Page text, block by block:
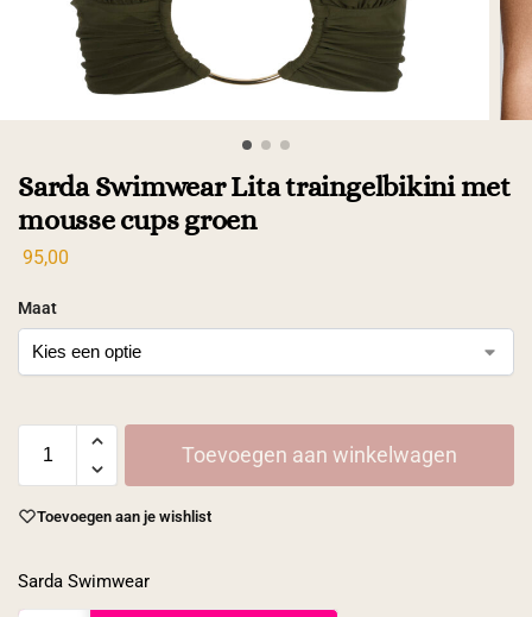
Sarda Swimwear Lita traingelbikini met
mousse cups groen
95,00
Maat
Toevoegen aan winkelwagen
Toevoegen aan je wishlist
Sarda Swimwear